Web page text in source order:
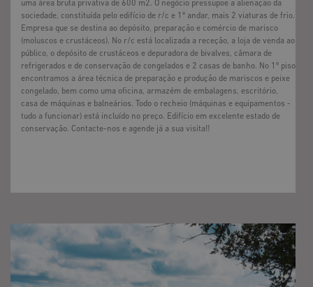
uma área bruta privativa de 600 m2. O negócio pressupõe a alienação da
sociedade, constituída pelo edifício de r/c e 1º andar, mais 2 viaturas de frio.
Empresa que se destina ao depósito, preparação e comércio de marisco
(moluscos e crustáceos). No r/c está localizada a receção, a loja de venda ao
público, o depósito de crustáceos e depuradora de bivalves, câmara de
refrigerados e de conservação de congelados e 2 casas de banho. No 1º piso
encontramos a área técnica de preparação e produção de mariscos e peixe
congelado, bem como uma oficina, armazém de embalagens, escritório,
casa de máquinas e balneários. Todo o recheio (máquinas e equipamentos -
tudo a funcionar) está incluído no preço. Edifício em excelente estado de
conservação. Contacte-nos e agende já a sua visita!!
DISPONÍVEL